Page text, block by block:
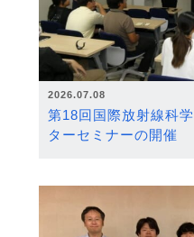
2026.07.08
第18回国際放射線科
ターセミナーの開催